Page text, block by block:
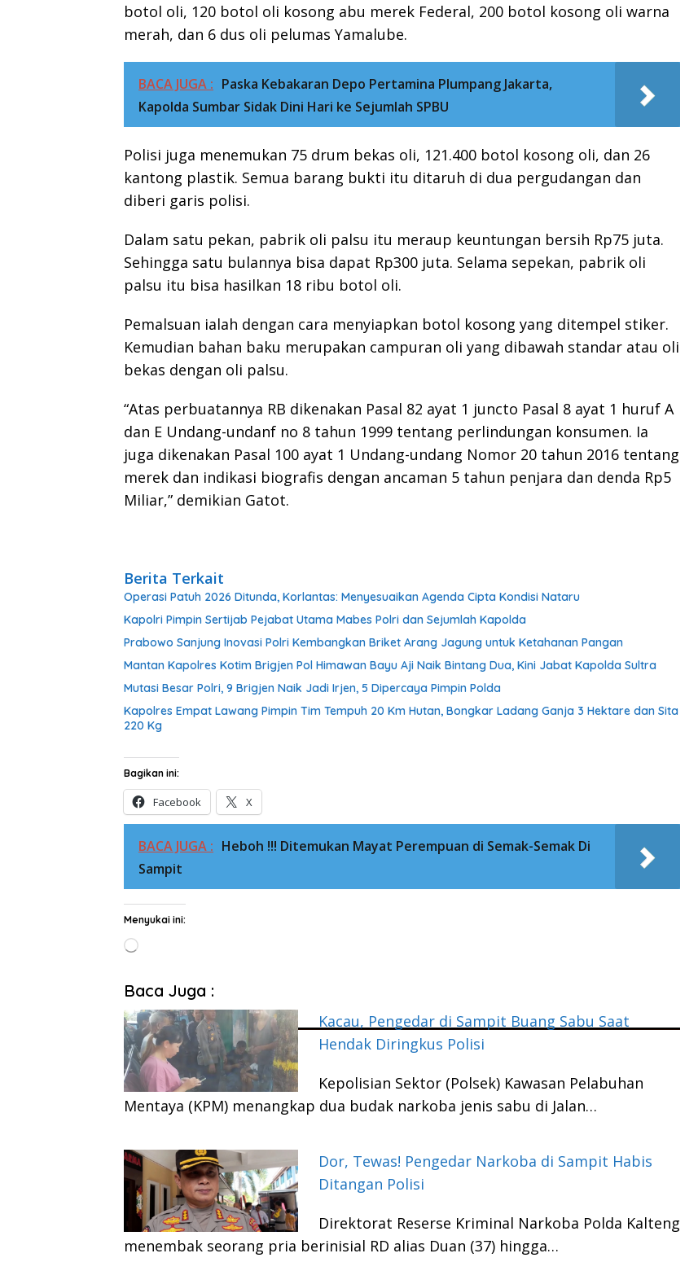
botol oli, 120 botol oli kosong abu merek Federal, 200 botol kosong oli warna
merah, dan 6 dus oli pelumas Yamalube.
BACA JUGA : Paska Kebakaran Depo Pertamina Plumpang Jakarta,
Kapolda Sumbar Sidak Dini Hari ke Sejumlah SPBU
Polisi juga menemukan 75 drum bekas oli, 121.400 botol kosong oli, dan 26
kantong plastik. Semua barang bukti itu ditaruh di dua pergudangan dan
diberi garis polisi.
Dalam satu pekan, pabrik oli palsu itu meraup keuntungan bersih Rp75 juta.
Sehingga satu bulannya bisa dapat Rp300 juta. Selama sepekan, pabrik oli
palsu itu bisa hasilkan 18 ribu botol oli.
Pemalsuan ialah dengan cara menyiapkan botol kosong yang ditempel stiker.
Kemudian bahan baku merupakan campuran oli yang dibawah standar atau oli
bekas dengan oli palsu.
“Atas perbuatannya RB dikenakan Pasal 82 ayat 1 juncto Pasal 8 ayat 1 huruf A
dan E Undang-undanf no 8 tahun 1999 tentang perlindungan konsumen. Ia
juga dikenakan Pasal 100 ayat 1 Undang-undang Nomor 20 tahun 2016 tentang
merek dan indikasi biografis dengan ancaman 5 tahun penjara dan denda Rp5
Miliar,” demikian Gatot.
Berita Terkait
Operasi Patuh 2026 Ditunda, Korlantas: Menyesuaikan Agenda Cipta Kondisi Nataru
Kapolri Pimpin Sertijab Pejabat Utama Mabes Polri dan Sejumlah Kapolda
Prabowo Sanjung Inovasi Polri Kembangkan Briket Arang Jagung untuk Ketahanan Pangan
Mantan Kapolres Kotim Brigjen Pol Himawan Bayu Aji Naik Bintang Dua, Kini Jabat Kapolda Sultra
Mutasi Besar Polri, 9 Brigjen Naik Jadi Irjen, 5 Dipercaya Pimpin Polda
Kapolres Empat Lawang Pimpin Tim Tempuh 20 Km Hutan, Bongkar Ladang Ganja 3 Hektare dan Sita
220 Kg
Bagikan ini:
Facebook X
BACA JUGA : Heboh !!! Ditemukan Mayat Perempuan di Semak-Semak Di
Sampit
Menyukai ini:
Memuat...
Baca Juga :
Kacau, Pengedar di Sampit Buang Sabu Saat
Hendak Diringkus Polisi
Kepolisian Sektor (Polsek) Kawasan Pelabuhan
Mentaya (KPM) menangkap dua budak narkoba jenis sabu di Jalan…
Dor, Tewas! Pengedar Narkoba di Sampit Habis
Ditangan Polisi
Direktorat Reserse Kriminal Narkoba Polda Kalteng
menembak seorang pria berinisial RD alias Duan (37) hingga…